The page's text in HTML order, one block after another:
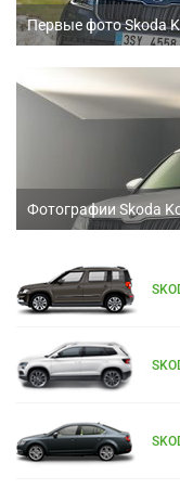
Первые фото Skoda
Фотографии Skoda